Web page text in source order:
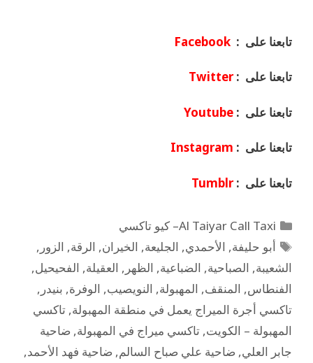
تابعنا على : Facebook
تابعنا على :Twitter
تابعنا على : Youtube
تابعنا على : Instagram
تابعنا على :Tumblr
Al Taiyar Call Taxi– كيو تاكسي
أبو حليفة, الأحمدي, الجليعة, الخيران, الرقة, الزور ,
الشعيبة, الصباحية, الضباعية, الظهر , العقيلة, الفحيحيل,
الفنطاس, المنقف, المهبولة, النويصيب, الوفرة, بنيدر ,
تاكسي أجرة الميراج يعمل في منطقة المهبولة, تاكسي
المهبولة – الكويت, تاكسي ميراج في المهبولة, ضاحية
جابر العلي, ضاحية علي صباح السالم, ضاحية فهد الأحمد,